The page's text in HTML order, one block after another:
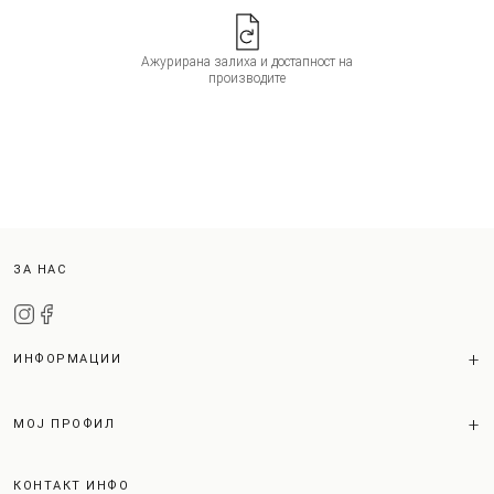
Ажурирана залиха и достапност на
производите
ЗА НАС
ИНФОРМАЦИИ
МОЈ ПРОФИЛ
КОНТАКТ ИНФО